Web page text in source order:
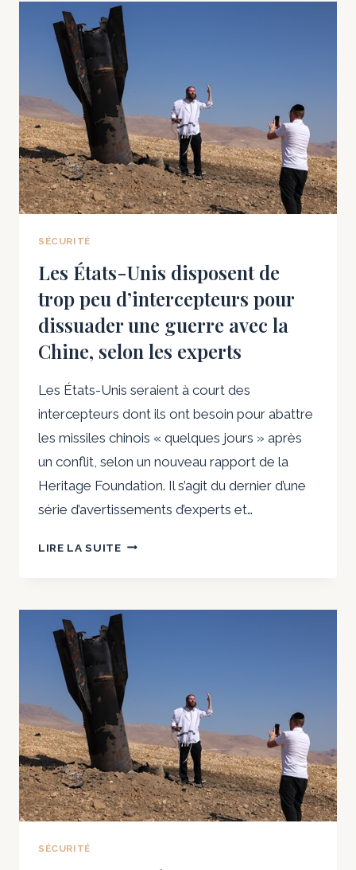
DOGE
?
DE
NOUVELLES
DONNÉES
ÉMERGENT,
MAIS
DE
NOMBREUSES
AGENCES
FONT
SÉCURITÉ
Les États-Unis disposent de
trop peu d’intercepteurs pour
dissuader une guerre avec la
Chine, selon les experts
Les États-Unis seraient à court des
intercepteurs dont ils ont besoin pour abattre
les missiles chinois « quelques jours » après
un conflit, selon un nouveau rapport de la
Heritage Foundation. Il s’agit du dernier d’une
série d’avertissements d’experts et…
LIRE LA SUITELES
DE
TROP
PEU
D’INTERCEPTEURS
POUR
DISSUADER
UNE
GUERRE
AVEC
LA
CHINE,
SÉCURITÉ